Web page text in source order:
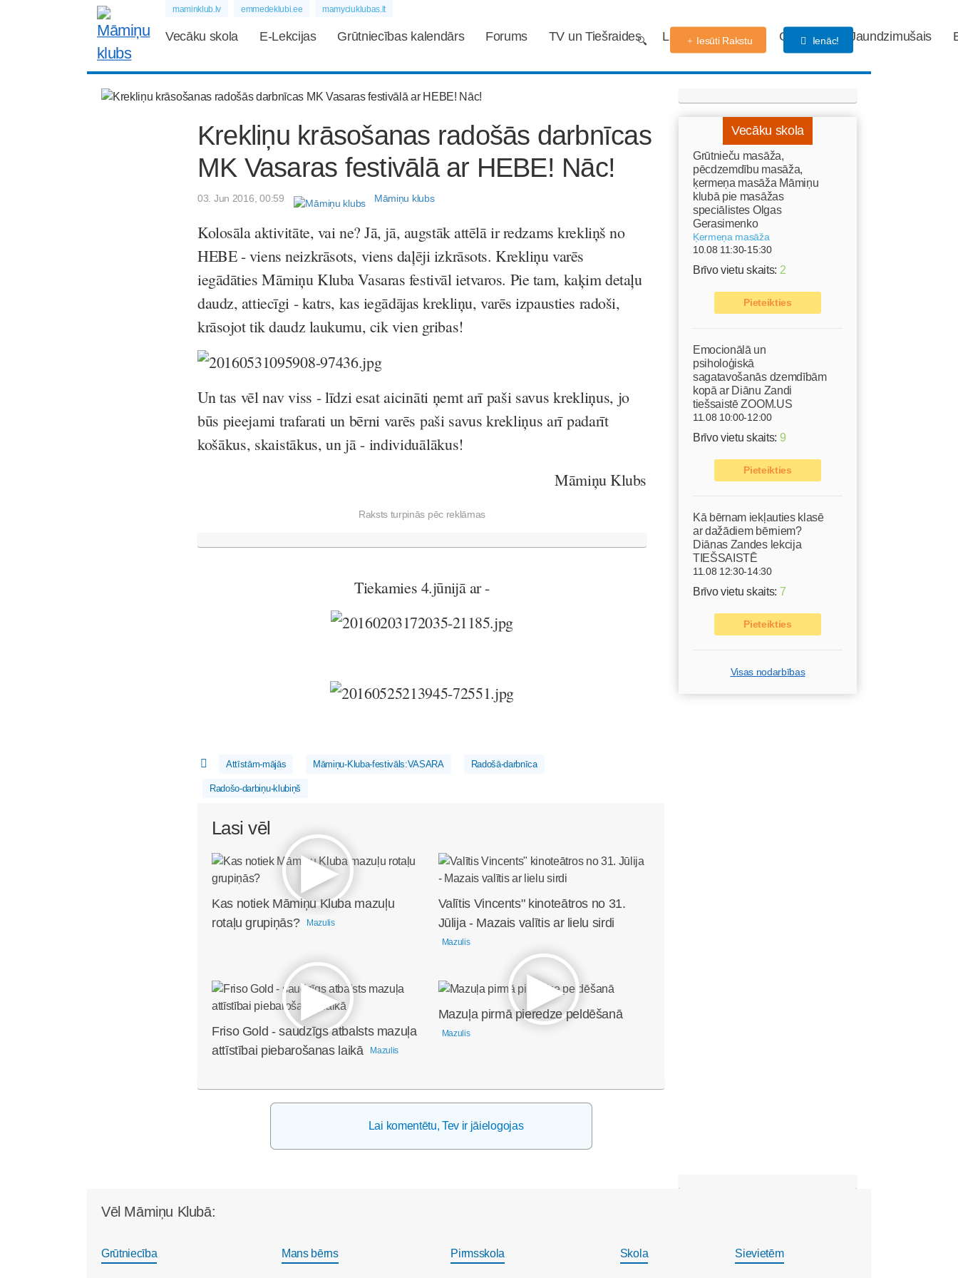
maminklub.lv emmedeklubi.ee mamyciuklubas.lt
Vecāku skola E-Lekcijas Grūtniecības kalendārs Forums TV un Tiešraides Labdarības fonds Gaidības Jaundzimušais
Iesūti Rakstu Ienāc!
Krekliņu krāsošanas radošās darbnīcas
MK Vasaras festivālā ar HEBE! Nāc!
03. Jun 2016, 00:59 Māmiņu klubs
Kolosāla aktivitāte, vai ne? Jā, jā, augstāk attēlā ir redzams krekliņš no
HEBE - viens neizkrāsots, viens daļēji izkrāsots. Krekliņu varēs
iegādāties Māmiņu Kluba Vasaras festivāl ietvaros. Pie tam, kaķim detaļu
daudz, attiecīgi - katrs, kas iegādājas krekliņu, varēs izpausties radoši,
krāsojot tik daudz laukumu, cik vien gribas!
Un tas vēl nav viss - līdzi esat aicināti ņemt arī paši savus krekliņus, jo
būs pieejami trafarati un bērni varēs paši savus krekliņus arī padarīt
košākus, skaistākus, un jā - individuālākus!
Māmiņu Klubs
Raksts turpinās pēc reklāmas
Tiekamies 4.jūnijā ar -
Attīstām-mājās Māmiņu-Kluba-festivāls:VASARA Radošā-darbnīca
Radošo-darbiņu-klubiņš
Lasi vēl
Kas notiek Māmiņu Kluba mazuļu
rotaļu grupiņās?
Mazulis
Valītis Vincents" kinoteātros no 31.
Jūlija - Mazais valītis ar lielu sirdi
Mazulis
Friso Gold - saudzīgs atbalsts mazuļa
attīstībai piebarošanas laikā
Mazulis
Mazuļa pirmā pieredze peldēšanā
Mazulis
Vecāku skola
Grūtnieču masāža,
pēcdzemdību masāža,
ķermeņa masāža Māmiņu
klubā pie masāžas
speciālistes Olgas
Gerasimenko
Ķermeņa masāža
10.08 11:30-15:30
Brīvo vietu skaits: 2
Pieteikties
Emocionālā un
psiholoģiskā
sagatavošanās dzemdībām
kopā ar Diānu Zandi
tiešsaistē ZOOM.US
11.08 10:00-12:00
Brīvo vietu skaits: 9
Pieteikties
Kā bērnam iekļauties klasē
ar dažādiem bērniem?
Diānas Zandes lekcija
TIEŠSAISTĒ
11.08 12:30-14:30
Brīvo vietu skaits: 7
Pieteikties
Visas nodarbības
Lai komentētu, Tev ir jāielogojas
Vēl Māmiņu Klubā:
Grūtniecība Mans bērns Pirmsskola Skola Sievietēm